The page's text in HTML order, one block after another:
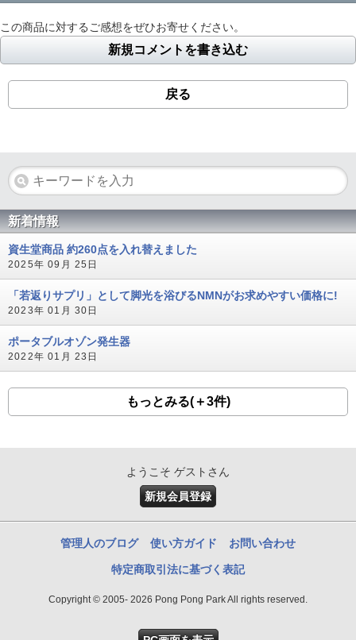
この商品に対するご感想をぜひお寄せください。
新規コメントを書き込む
戻る
新着情報
資生堂商品 約260点を入れ替えました
2025年 09月 25日
「若返りサプリ」として脚光を浴びるNMNがお求めやすい価格に!
2023年 01月 30日
ポータブルオゾン発生器
2022年 01月 23日
もっとみる(＋3件)
ようこそ ゲストさん
新規会員登録
管理人のブログ 使い方ガイド お問い合わせ
特定商取引法に基づく表記
Copyright © 2005- 2026 Pong Pong Park All rights reserved.